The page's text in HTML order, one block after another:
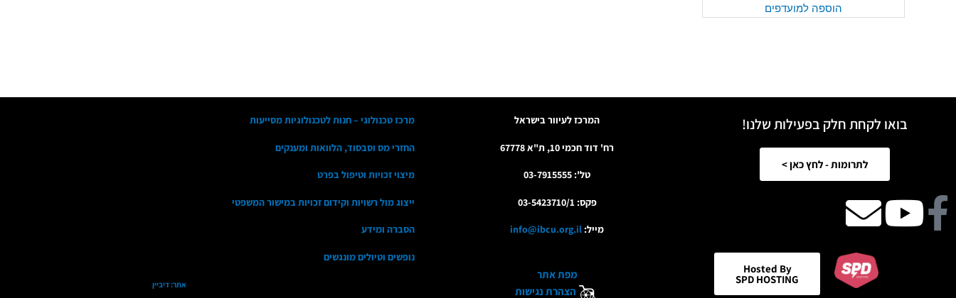
הוספה למועדפים
בואו לקחת חלק בפעילות שלנו!
לתרומות - לחץ כאן >
Facebook
Youtube
email
icon
Hosted By
SPD HOSTING
המרכז לעיוור בישראל
רח' דוד חכמי 10, ת"א 67778
טל': 03-7915555
פקס: 03-5423710/1
מייל: info@ibcu.org.il
מפת אתר
הצהרת נגישות
מרכז טכנולוגי – חנות לטכנולוגיות מסייעות
החזרי מס וסבסוד, הלוואות ומענקים
מיצוי זכויות וטיפול בפרט
ייצוג מול רשויות וקידום זכויות במישור המשפטי
הסברה ומידע
נופשים וטיולים מונגשים
אתר: דיביין